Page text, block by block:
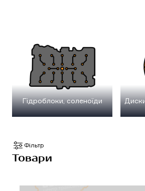
Гідроблоки, соленоїди
Фільтр
Товари